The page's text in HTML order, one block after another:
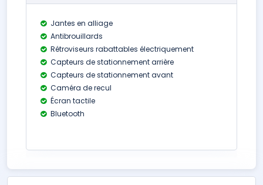
Jantes en alliage
Antibrouillards
Rétroviseurs rabattables électriquement
Capteurs de stationnement arrière
Capteurs de stationnement avant
Caméra de recul
Écran tactile
Bluetooth